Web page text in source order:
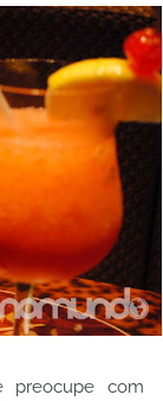
preocupe com